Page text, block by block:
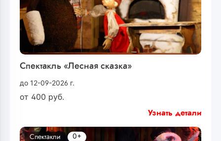
Спектакль «Лесная сказка»
до 12-09-2026 г.
от 400 руб.
Узнать детали
Спектакли 0+